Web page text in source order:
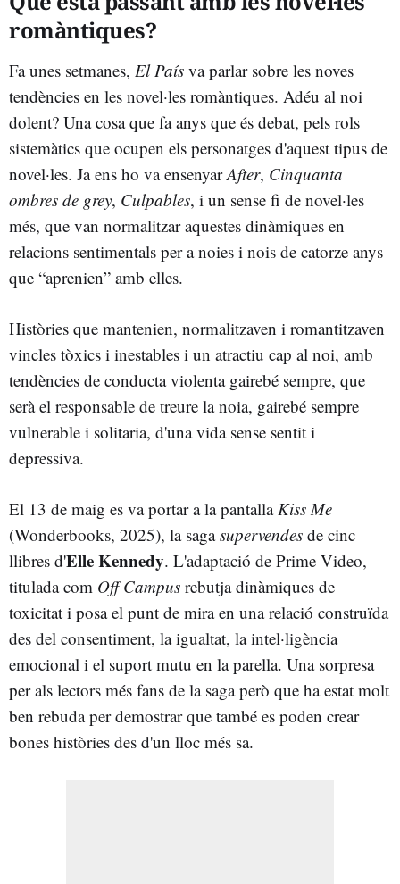
romàntiques?
Fa unes setmanes, El País va parlar sobre les noves
tendències en les novel·les romàntiques. Adéu al noi
dolent? Una cosa que fa anys que és debat, pels rols
sistemàtics que ocupen els personatges d'aquest tipus de
novel·les. Ja ens ho va ensenyarAfter, Cinquanta
ombres de grey, Culpables, i un sense fi de novel·les
més, que van normalitzar aquestes dinàmiques en
relacions sentimentals per a noies i nois de catorze anys
que “aprenien” amb elles.
Històries que mantenien, normalitzaven i romantitzaven
vincles tòxics i inestables i un atractiu cap al noi, amb
tendències de conducta violenta gairebé sempre, que
serà el responsable de treure la noia, gairebé sempre
vulnerable i solitaria, d'una vida sense sentit i
depressiva.
El 13 de maig es va portar a la pantallaKiss Me
(Wonderbooks, 2025), la sagasupervendes de cinc
llibres d'Elle Kennedy. L'adaptació de Prime Video,
titulada com Off Campus rebutja dinàmiques de
toxicitat i posa el punt de mira en una relació construïda
des del consentiment, la igualtat, la intel·ligència
emocional i el suport mutu en la parella. Una sorpresa
per als lectors més fans de la saga però que ha estat molt
ben rebuda per demostrar que també es poden crear
bones històries des d'un lloc més sa.